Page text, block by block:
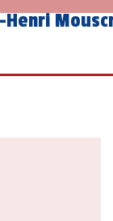
Henri